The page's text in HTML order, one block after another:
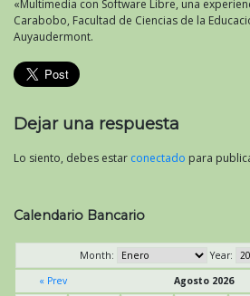
«Multimedia con Software Libre, una
Carabobo, Facultad de Ciencias de la
Auyaudermont.
Dejar una respuesta
Lo siento, debes estar conectado para
Calendario Bancario
Month:
Year:
« Prev
Agosto 2026